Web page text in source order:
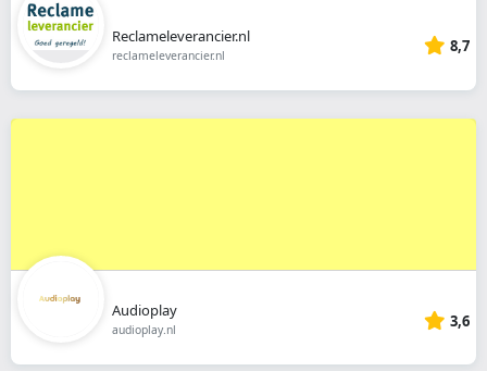
Reclameleverancier.nl
reclameleverancier.nl 8,7
Audioplay
audioplay.nl 3,6